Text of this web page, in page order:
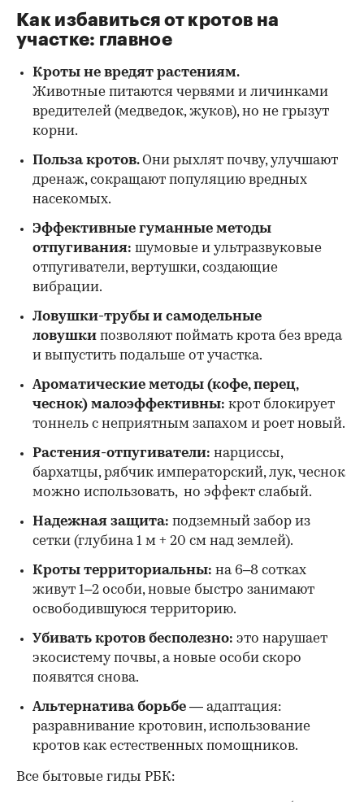
Как избавиться от кротов на
участке: главное
Кроты не вредят растениям.
Животные питаются червями и личинками
вредителей (медведок, жуков), но не грызут
корни.
Польза кротов.Они рыхлят почву, улучшают
дренаж, сокращают популяцию вредных
насекомых.
Эффективные гуманные методы
отпугивания: шумовые и ультразвуковые
отпугиватели, вертушки, создающие
вибрации.
Ловушки-трубы и самодельные
ловушки позволяют поймать крота без вреда
и выпустить подальше от участка.
Ароматические методы (кофе, перец,
чеснок) малоэффективны: крот блокирует
тоннель с неприятным запахом и роет новый.
Растения-отпугиватели: нарциссы,
бархатцы, рябчик императорский, лук, чеснок
можно использовать, но эффект слабый.
Надежная защита: подземный забор из
сетки (глубина 1 м + 20 см над землей).
Кроты территориальны: на 6–8 сотках
живут 1–2 особи, новые быстро занимают
освободившуюся территорию.
Убивать кротов бесполезно: это нарушает
экосистему почвы, а новые особи скоро
появятся снова.
Альтернатива борьбе — адаптация:
разравнивание кротовин, использование
кротов как естественных помощников.
Все бытовые гиды РБК: